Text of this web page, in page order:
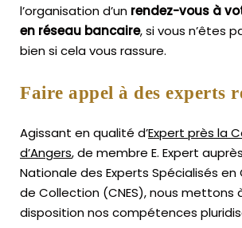
l’organisation d’un rendez-vous à
en réseau bancaire, si vous n’êtes
bien si cela vous rassure.
Faire appel à des experts
Agissant en qualité d’Expert près la
d’Angers, de membre E. Expert
Nationale des Experts Spécialisés en
de Collection (CNES),nous mettons
disposition nos compétences